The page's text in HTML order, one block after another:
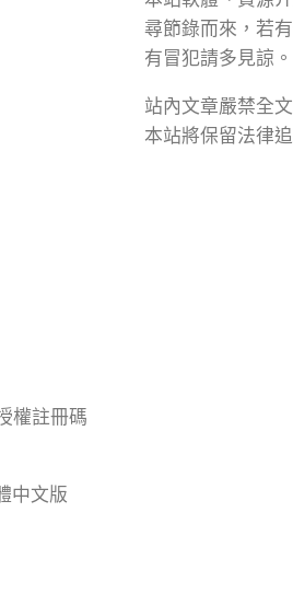
權註冊碼
中文版
尋節錄而來，若
有冒犯請多見諒。
站內文章嚴禁全
本站將保留法律